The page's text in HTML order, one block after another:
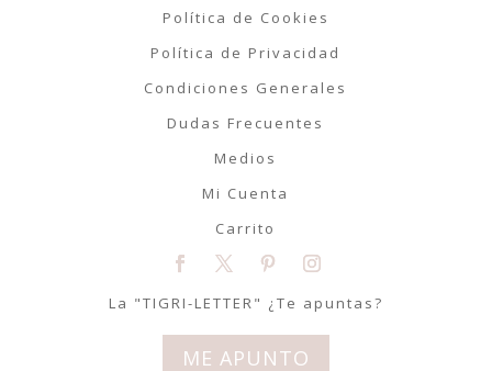
Política de Cookies
Política de Privacidad
Condiciones Generales
Dudas Frecuentes
Medios
Mi Cuenta
Carrito
La "TIGRI-LETTER" ¿Te apuntas?
ME APUNTO